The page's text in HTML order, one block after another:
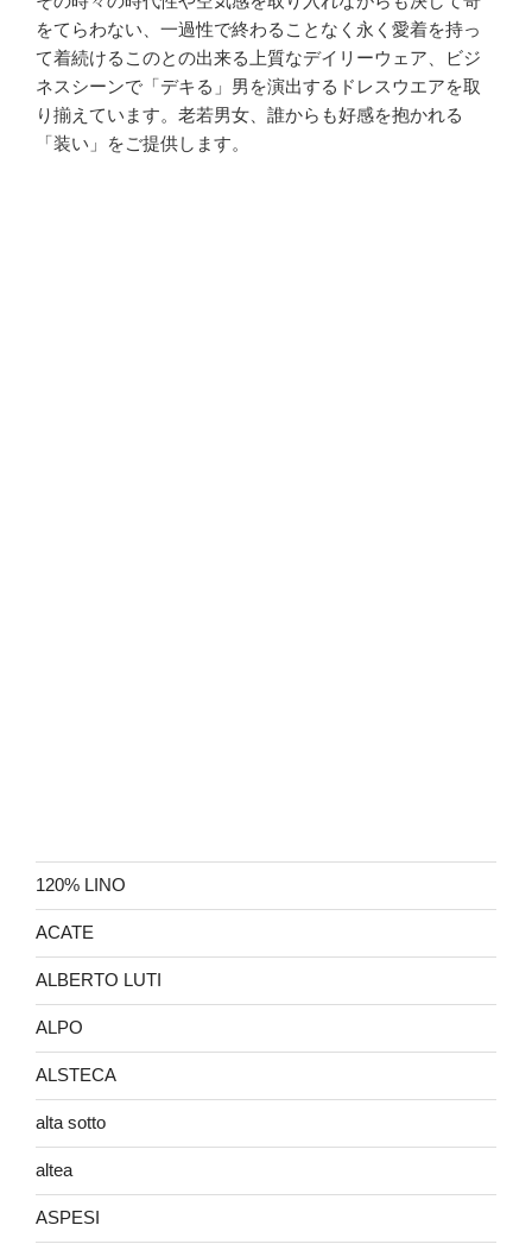
をてらわない、一過性で終わることなく永く愛着を持っ
て着続けるこのとの出来る上質なデイリーウェア、ビジ
ネスシーンで「デキる」男を演出するドレスウエアを取
り揃えています。老若男女、誰からも好感を抱かれる
「装い」をご提供します。
120% LINO
ACATE
ALBERTO LUTI
ALPO
ALSTECA
alta sotto
altea
ASPESI